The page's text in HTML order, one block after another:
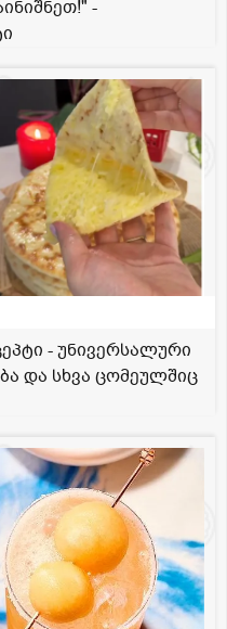
-
- უნივერსალური
და სხვა ცომეულშიც